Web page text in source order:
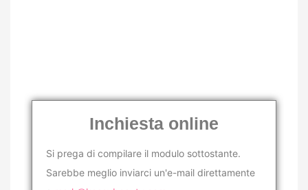
Inchiesta online
Si prega di compilare il modulo sottostante.
Sarebbe meglio inviarci un'e-mail direttamente